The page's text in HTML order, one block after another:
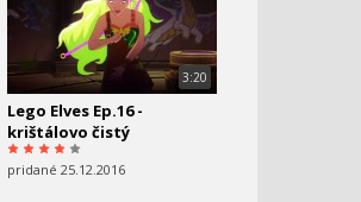
3:20
Lego Elves Ep.16 -
krištálovo čistý
pridané 25.12.2016